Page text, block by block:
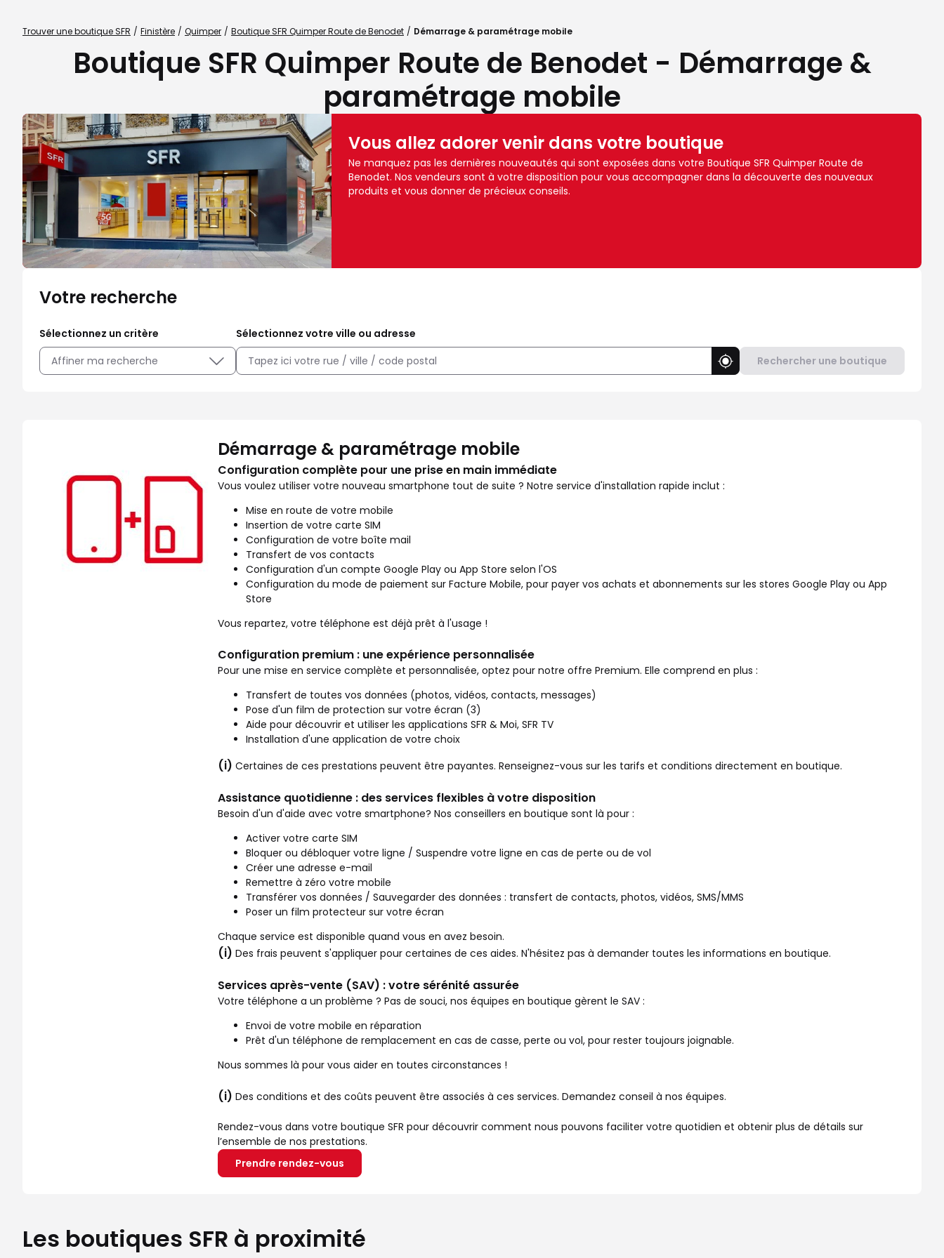
Trouver une boutique SFR Finistère Quimper Boutique SFR Quimper Route de Benodet Démarrage & paramétrage mobile
Boutique SFR Quimper Route de Benodet - Démarrage &
paramétrage mobile
Vous allez adorer venir dans votre boutique
Ne manquez pas les dernières nouveautés qui sont exposées dans votre Boutique SFR Quimper Route de
Benodet. Nos vendeurs sont à votre disposition pour vous accompagner dans la découverte des nouveaux
produits et vous donner de précieux conseils.
Votre recherche
Sélectionnez un critère
Affiner ma recherche
Sélectionnez votre ville ou adresse
Utiliser ma position
Rechercher une boutique
Démarrage & paramétrage mobile
Configuration complète pour une prise en main immédiate
Vous voulez utiliser votre nouveau smartphone tout de suite ? Notre service d'installation rapide inclut :
Mise en route de votre mobile
Insertion de votre carte SIM
Configuration de votre boîte mail
Transfert de vos contacts
Configuration d'un compte Google Play ou App Store selon l'OS
Configuration du mode de paiement sur Facture Mobile, pour payer vos achats et abonnements sur les stores Google Play ou App
Store
Vous repartez, votre téléphone est déjà prêt à l'usage !
Configuration premium : une expérience personnalisée
Pour une mise en service complète et personnalisée, optez pour notre offre Premium. Elle comprend en plus :
Transfert de toutes vos données (photos, vidéos, contacts, messages)
Pose d'un film de protection sur votre écran (3)
Aide pour découvrir et utiliser les applications SFR & Moi, SFR TV
Installation d'une application de votre choix
(i) Certaines de ces prestations peuvent être payantes. Renseignez-vous sur les tarifs et conditions directement en boutique.
Assistance quotidienne : des services flexibles à votre disposition
Besoin d'un d'aide avec votre smartphone? Nos conseillers en boutique sont là pour :
Activer votre carte SIM
Bloquer ou débloquer votre ligne / Suspendre votre ligne en cas de perte ou de vol
Créer une adresse e-mail
Remettre à zéro votre mobile
Transférer vos données / Sauvegarder des données : transfert de contacts, photos, vidéos, SMS/MMS
Poser un film protecteur sur votre écran
Chaque service est disponible quand vous en avez besoin.
(i) Des frais peuvent s'appliquer pour certaines de ces aides. N'hésitez pas à demander toutes les informations en boutique.
Services après-vente (SAV) : votre sérénité assurée
Votre téléphone a un problème ? Pas de souci, nos équipes en boutique gèrent le SAV :
Envoi de votre mobile en réparation
Prêt d'un téléphone de remplacement en cas de casse, perte ou vol, pour rester toujours joignable.
Nous sommes là pour vous aider en toutes circonstances !
(i) Des conditions et des coûts peuvent être associés à ces services. Demandez conseil à nos équipes.
Rendez-vous dans votre boutique SFR pour découvrir comment nous pouvons faciliter votre quotidien et obtenir plus de détails sur
l’ensemble de nos prestations.
Prendre rendez-vous
Facilitez votre quotidien avec les services SFR disponibles en boutique. Vous venez d'acheter un nouveau téléphone ou avez besoin d'aide ? Dans votre Boutique SFR Quimper
Les boutiques SFR à proximité